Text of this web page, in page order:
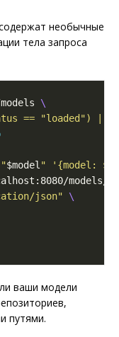
необычные
тела запроса
== "loaded") |
"$model"
'{model:
models/
json"
ваши модели
путями.